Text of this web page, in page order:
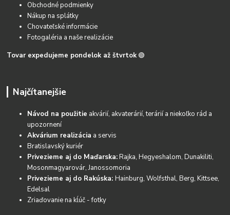
Obchodné podmienky
Nákup na splátky
Chovateľské informácie
Fotogaléria a naše realizácie
Tovar expedujeme pondelok až štvrtok 🟢
Najčítanejšie
Návod na použitie akvárií, akvaterárií, terárií a niekoľko rád a
upozornení
Akvárium realizácia a servis
Bratislavský kuriér
Privezieme aj do Maďarska:Rajka, Hegyeshalom, Dunakiliti,
Mosonmagyarovár, Janossomoria
Privezieme aj do Rakúska:Hainburg, Wolfsthal, Berg, Kittsee,
Edelsal
Zriaďovanie na kĺúč - fotky